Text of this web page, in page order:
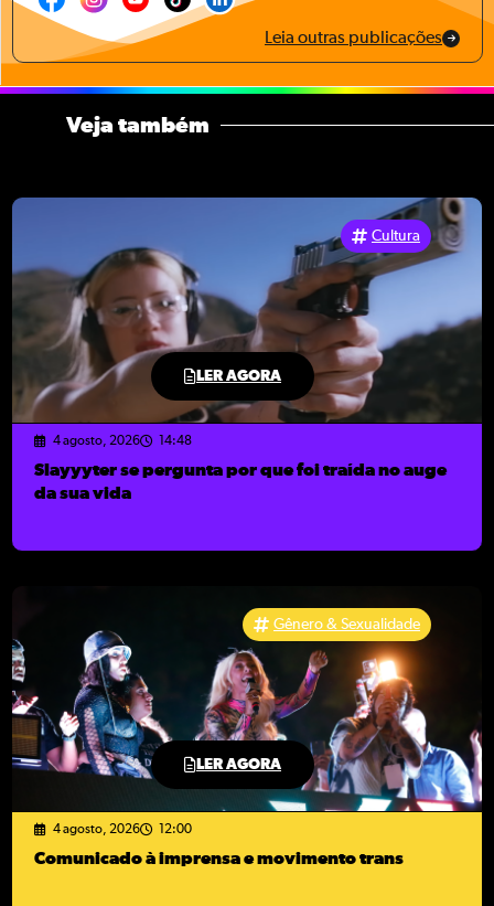
Leia outras publicações
Veja também
LER AGORA
Cultura
4 agosto, 2026 14:48
Slayyyter se pergunta por que foi traída no auge
da sua vida
LER AGORA
Gênero & Sexualidade
4 agosto, 2026 12:00
Comunicado à imprensa e movimento trans